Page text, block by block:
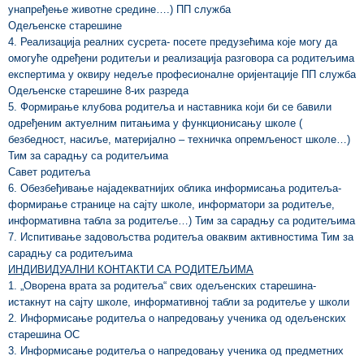
унапређење животне средине….) ПП служба
Одељенске старешине
4. Реализација реалних сусрета- посете предузећима које могу да
омогуће одређени родитељи и реализација разговора са родитељима
експертима у оквиру недеље професионалне оријентације ПП служба
Одељенске старешине 8-их разреда
5. Формирање клубова родитеља и наставника који би се бавили
одређеним актуелним питањима у функционисању школе (
безбедност, насиље, материјално – техничка опремљеност школе…)
Тим за сарадњу са родитељима
Савет родитеља
6. Обезбеђивање најадекватнијих облика информисања родитеља-
формирање странице на сајту школе, информатори за родитеље,
информативна табла за родитеље…) Тим за сарадњу са родитељима
7. Испитивање задовољства родитеља оваквим активностима Тим за
сарадњу са родитељима
ИНДИВИДУАЛНИ КОНТАКТИ СА РОДИТЕЉИМА
1. „Оворена врата за родитеља“ свих одељенских старешина-
истакнут на сајту школе, информативној табли за родитеље у школи
2. Информисање родитеља о напредовању ученика од одељенских
старешина ОС
3. Информисање родитеља о напредовању ученика од предметних